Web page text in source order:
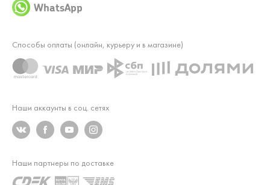
WhatsApp
Наши аккаунты в соц. сетях
Способы оплаты (онлайн, курьеру и в магазине)
Наши партнеры по доставке